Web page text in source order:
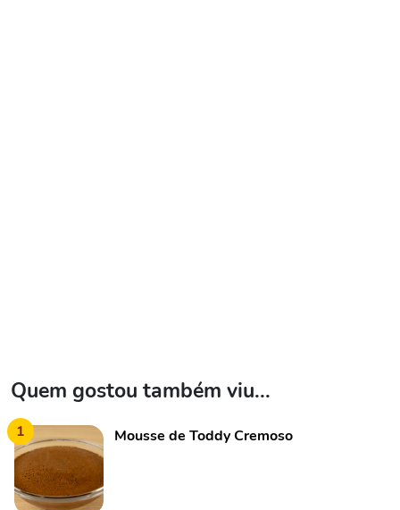
Quem gostou também viu...
1 Mousse de Toddy Cremoso